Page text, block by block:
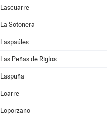
Lascuarre
La Sotonera
Laspaúles
Las Peñas de Riglos
Laspuña
Loarre
Loporzano